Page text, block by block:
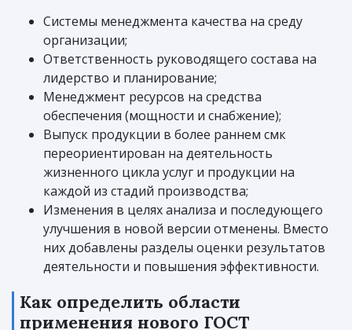
Системы менеджмента качества на среду
организации;
Ответственность руководящего состава на
лидерство и планирование;
Менеджмент ресурсов на средства
обеспечения (мощности и снабжение);
Выпуск продукции в более раннем смк
переориентирован на деятельность
жизненного цикла услуг и продукции на
каждой из стадий производства;
Изменения в целях анализа и последующего
улучшения в новой версии отменены. Вместо
них добавлены разделы оценки результатов
деятельности и повышения эффективности.
Как определить области
применения нового ГОСТ